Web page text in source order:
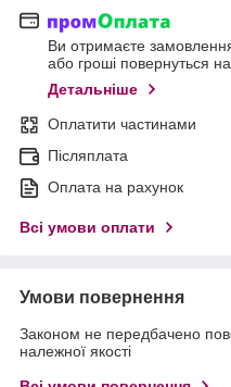
Ви отримаєте
або гроші повернуться
Детальніше
Оплатити частинами
Післяплата
Оплата на рахунок
Всі умови оплати
Умови повернення
Законом не передбачено
належної якості